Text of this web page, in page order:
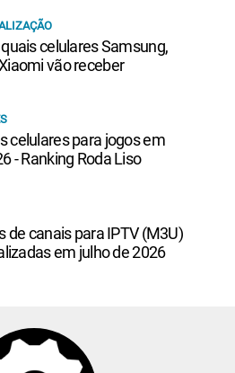
celulares Samsung,
vão receber
celulares para jogos em
- Ranking Roda Liso
de canais para IPTV (M3U)
em julho de 2026